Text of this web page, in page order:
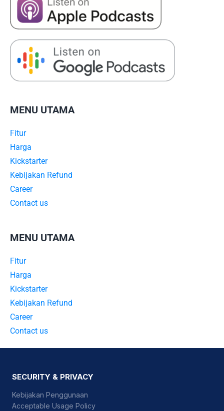
MENU UTAMA
Fitur
Harga
Kickstarter
Kebijakan Refund
Career
Contact us
MENU UTAMA
Fitur
Harga
Kickstarter
Kebijakan Refund
Career
Contact us
SECURITY & PRIVACY
Kebijakan Penggunaan
Acceptable Usage Policy